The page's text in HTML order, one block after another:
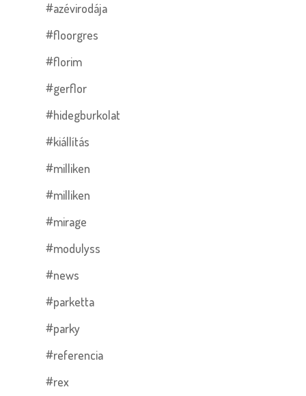
#azévirodája
#floorgres
#florim
#gerflor
#hidegburkolat
#kiállítás
#milliken
#milliken
#mirage
#modulyss
#news
#parketta
#parky
#referencia
#rex